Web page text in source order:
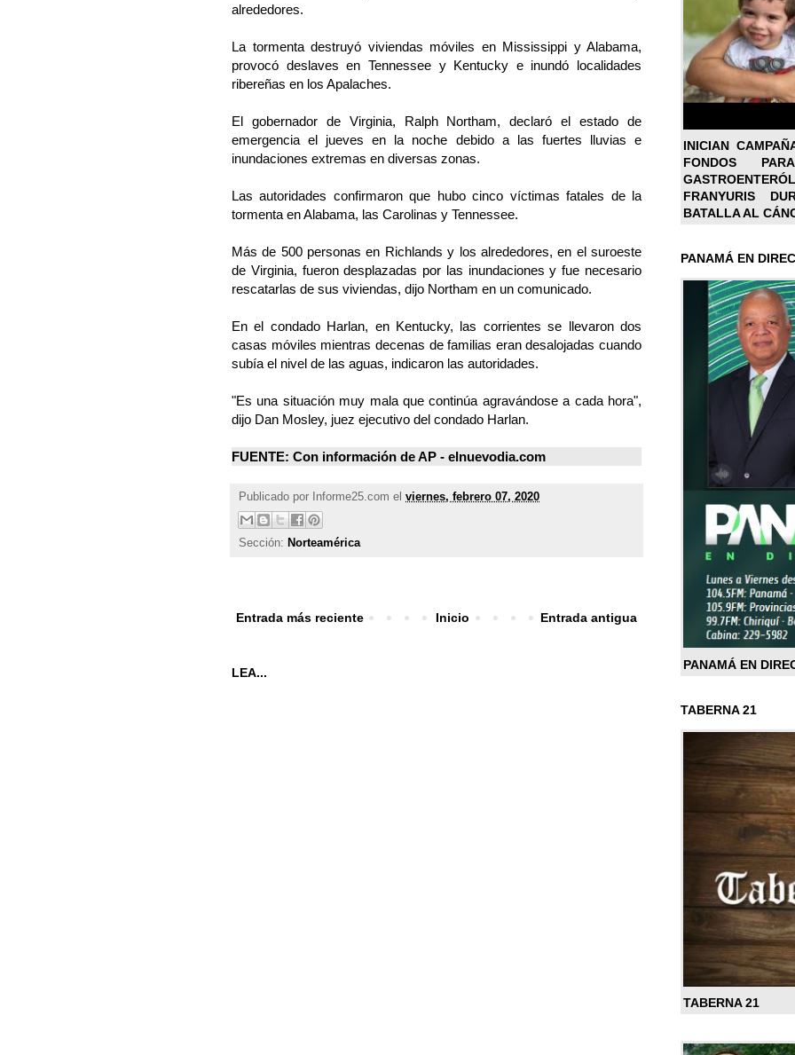
alrededores.
La tormenta destruyó viviendas móviles en Mississippi y Alabama,
provocó deslaves en Tennessee y Kentucky e inundó localidades
ribereñas en los Apalaches.
El gobernador de Virginia, Ralph Northam, declaró el estado de
emergencia el jueves en la noche debido a las fuertes lluvias e
inundaciones extremas en diversas zonas.
Las autoridades confirmaron que hubo cinco víctimas fatales de la
tormenta en Alabama, las Carolinas y Tennessee.
Más de 500 personas en Richlands y los alrededores, en el suroeste
de Virginia, fueron desplazadas por las inundaciones y fue necesario
rescatarlas de sus viviendas, dijo Northam en un comunicado.
En el condado Harlan, en Kentucky, las corrientes se llevaron dos
casas móviles mientras decenas de familias eran desalojadas cuando
subía el nivel de las aguas, indicaron las autoridades.
"Es una situación muy mala que continúa agravándose a cada hora",
dijo Dan Mosley, juez ejecutivo del condado Harlan.
FUENTE: Con información de AP - elnuevodia.com
Publicado por Informe25.com el viernes, febrero 07, 2020
Sección: Norteamérica
Entrada más reciente Entrada antigua
Inicio
LEA...
INICIAN
FONDOS
FRANYURIS
BATALLA AL
PANAMÁ EN
PANAMÁ EN
TABERNA 21
TABERNA 21